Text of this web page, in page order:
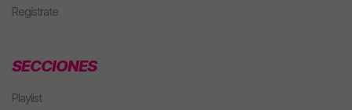
Regístrate
SECCIONES
Playlist